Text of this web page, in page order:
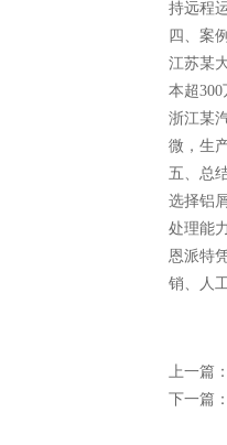
持远程
四、案
江苏某
本超
浙江某
微，生
五、总
选择铝
处理能
恩派特
销、人
上一篇
下一篇